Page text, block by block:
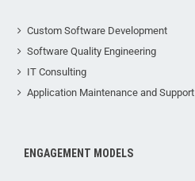
Custom Software Development
Software Quality Engineering
IT Consulting
Application Maintenance and Support
ENGAGEMENT MODELS